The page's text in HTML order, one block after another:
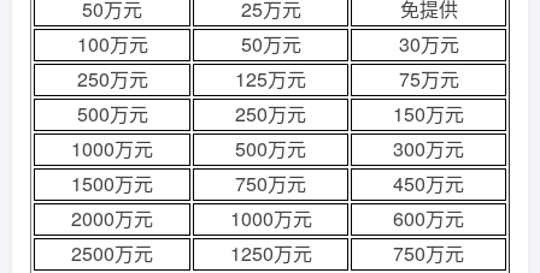
50万元 25万元
免提供
100万元
50万元
30万元
250万元
125万元
75万元
500万元
250万元
150万元
1000万元
500万元
300万元
1500万元
750万元
450万元
2000万元
1000万元
600万元
2500万元
1250万元
750万元